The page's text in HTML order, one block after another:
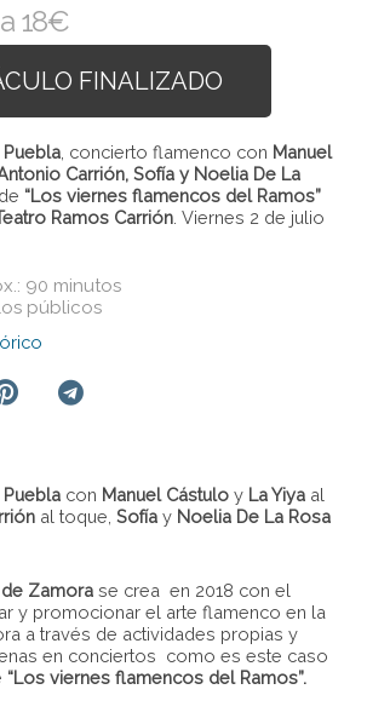
18€
FINALIZADO
Puebla , concierto flamenco con Manuel
Carrión, Sofía y Noelia De La
“Los viernes flamencos del Ramos”
Ramos Carrión . Viernes 2 de julio
90 minutos
públicos
Puebla con Manuel Cástulo y La Yiya al
al toque, Sofía y Noelia De La Rosa
Zamora se crea en 2018 con el
y promocionar el arte flamenco en la
a través de actividades propias y
en conciertos como es este caso
“Los viernes flamencos del Ramos”.